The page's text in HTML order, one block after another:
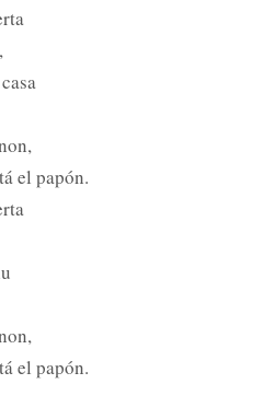
el papón.
el papón.